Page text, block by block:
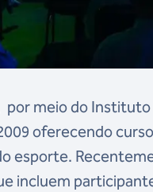
por meio do Instituto
oferecendo
esporte.
incluem